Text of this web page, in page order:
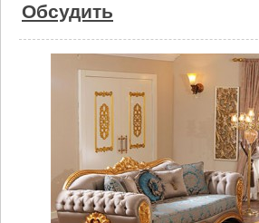
Обсудить